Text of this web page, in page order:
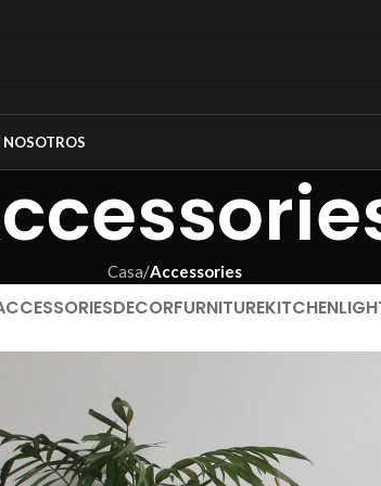
NOSOTROS
Casa/Accessories
DECORFURNITUREKITCHEN